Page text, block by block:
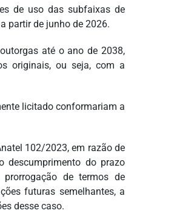
de uso das subfaixas de
partir de junho de 2026.
até o ano de 2038,
originais, ou seja, com a
licitado conformariam a
102/2023, em razão de
descumprimento do prazo
de termos de
futuras semelhantes, a
desse caso.